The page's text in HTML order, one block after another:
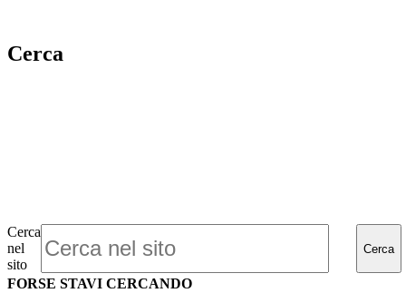
Cerca
Cerca
nel
sito
Cerca
FORSE STAVI CERCANDO